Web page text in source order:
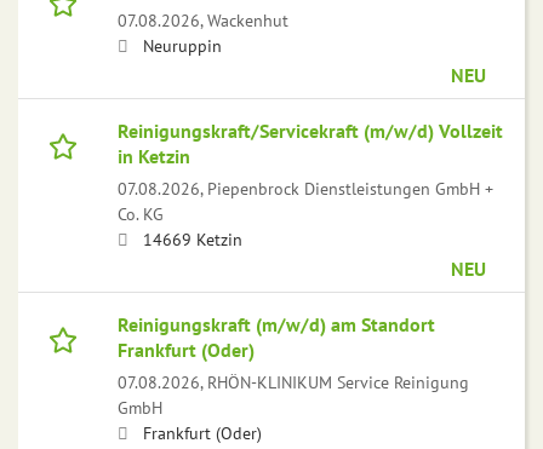
07.08.2026,Wackenhut
Neuruppin
NEU
Reinigungskraft/Servicekraft (m/w/d) Vollzeit
in Ketzin
07.08.2026, Piepenbrock Dienstleistungen GmbH +
Co. KG
14669 Ketzin
NEU
Reinigungskraft (m/w/d) am Standort
Frankfurt (Oder)
07.08.2026, RHÖN-KLINIKUM Service Reinigung
GmbH
Frankfurt (Oder)